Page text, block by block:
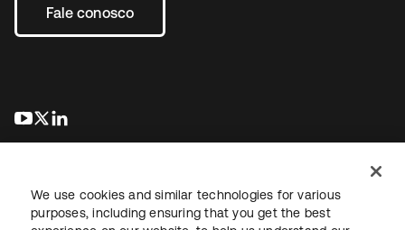
Fale conosco
abre em uma nova guia
abre em uma nova guia
We use cookies and similar technologies for various
purposes, including ensuring that you get the best